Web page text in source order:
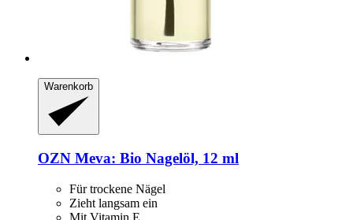
Warenkorb
OZN Meva: Bio Nagelöl, 12 ml
Für trockene Nägel
Zieht langsam ein
Mit Vitamin E